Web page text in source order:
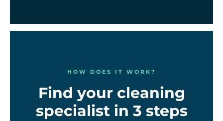
HOW DOES IT WORK?
Find your cleaning
specialist in 3 steps